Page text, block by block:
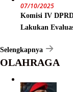
07/10/2025
Komisi IV
Lakukan
Selengkapnya
OLAHRAGA